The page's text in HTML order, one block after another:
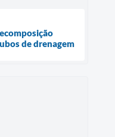
de drenagem